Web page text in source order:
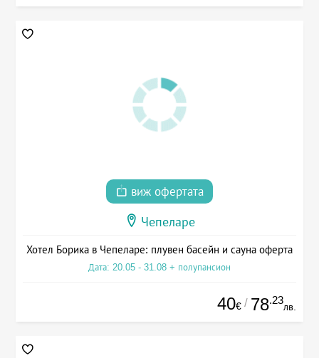
виж офертата
Чепеларе
Хотел Борика в Чепеларе: плувен басейн и сауна оферта
Дата: 20.05 - 31.08 + полупансион
40€ / 78.23
лв.